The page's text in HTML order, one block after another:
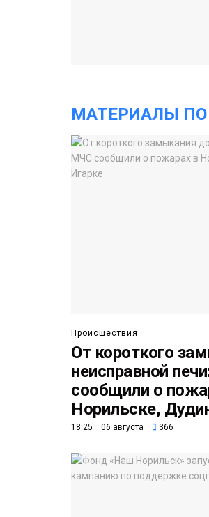
МАТЕРИАЛЫ ПО
Происшествия
От короткого
неисправной
сообщили о
Норильске,
18:25 06 августа 366